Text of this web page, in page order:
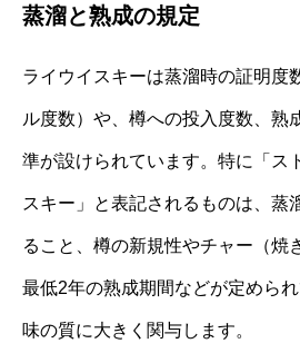
蒸溜と熟成の規定
ライウイスキーは蒸溜時の証明度
ル度数）や、樽への投入度数、熟
準が設けられています。特に「ス
スキー」と表記されるものは、蒸
ること、樽の新規性やチャー（焼
最低2年の熟成期間などが定めら
味の質に大きく関与します。